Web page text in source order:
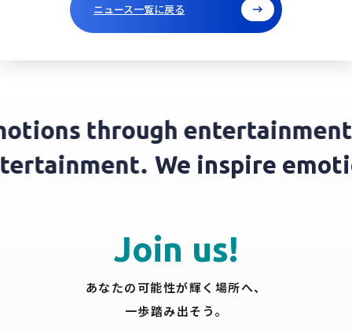
ニュース一覧に戻る
through entertainment.
We inspire
Join us!
あなたの可能性が輝く場所へ、
一歩踏み出そう。